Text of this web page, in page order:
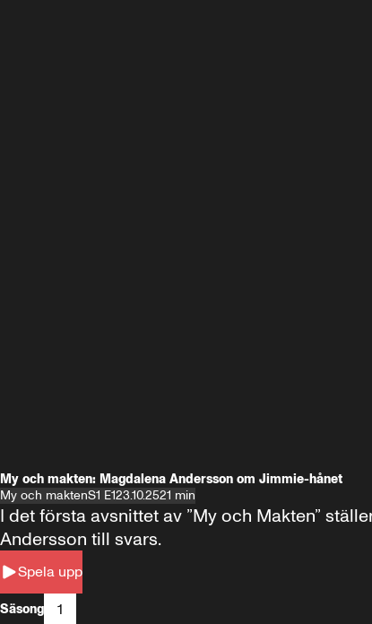
My och makten: Magdalena Andersson om Jimmie-hånet
My och maktenS1 E123.10.2521 min
Spela upp
I det första avsnittet av ”My och Makten”
Andersson till svars.
Säsong 1